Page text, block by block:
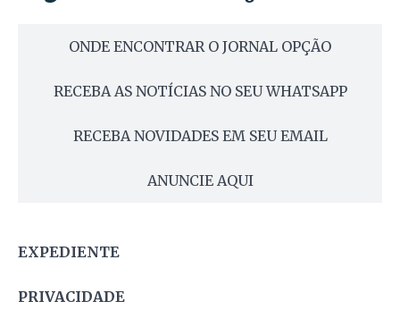
ONDE ENCONTRAR O JORNAL OPÇÃO
RECEBA AS NOTÍCIAS NO SEU WHATSAPP
RECEBA NOVIDADES EM SEU EMAIL
ANUNCIE AQUI
EXPEDIENTE
PRIVACIDADE